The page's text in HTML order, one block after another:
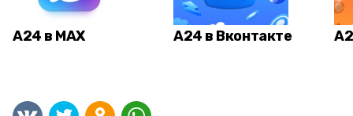
А24 в MAX А24 в Вконтакте